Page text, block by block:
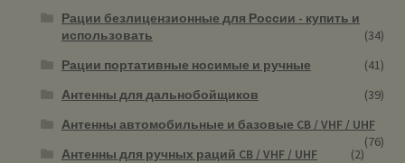
Рации безлицензионные для России - купить и
использовать
(34)
Рации портативные носимые и ручные
(41)
Антенны для дальнобойщиков
(39)
Антенны автомобильные и базовые CB / VHF / UHF
(76)
Антенны для ручных раций CB / VHF / UHF
(2)